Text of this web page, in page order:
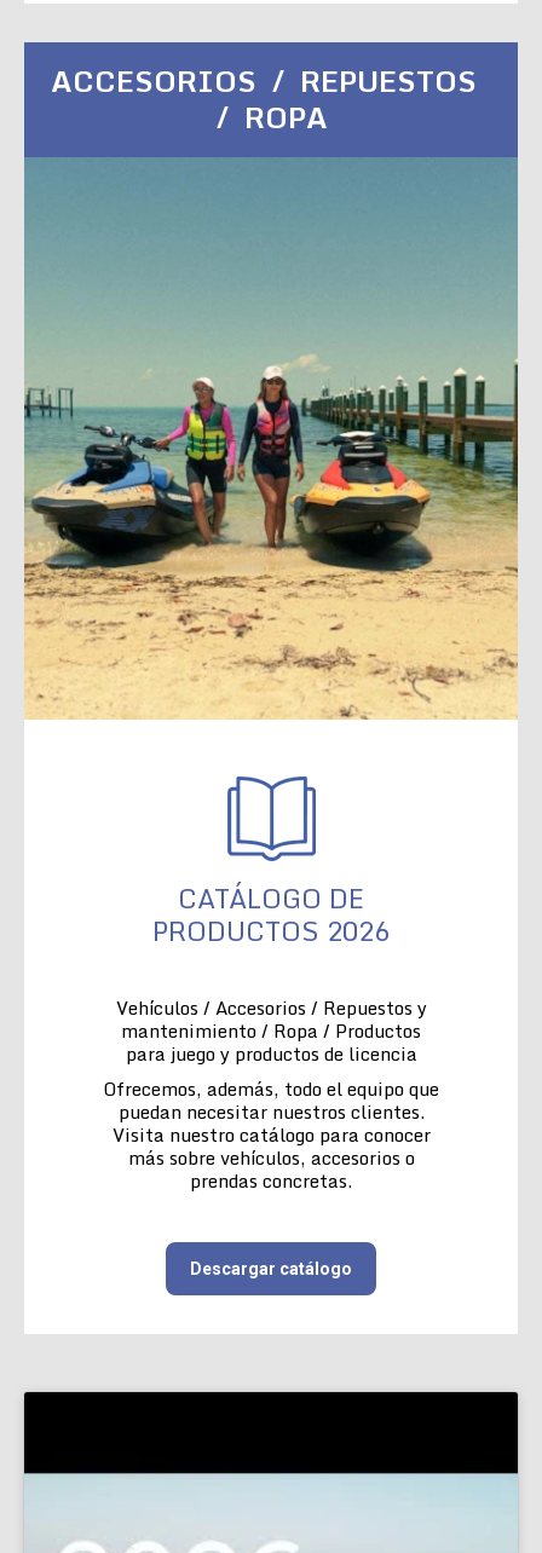
ACCESORIOS / REPUESTOS
/ ROPA
CATÁLOGO DE
PRODUCTOS 2026
Vehículos / Accesorios / Repuestos y
mantenimiento / Ropa / Productos
para juego y productos de licencia
Ofrecemos, además, todo el equipo que
puedan necesitar nuestros clientes.
Visita nuestro catálogo para conocer
más sobre vehículos, accesorios o
prendas concretas.
Descargar catálogo